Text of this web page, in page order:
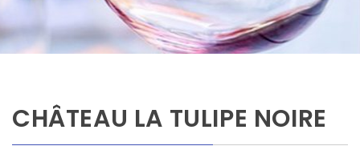
CHÂTEAU LA TULIPE NOIRE